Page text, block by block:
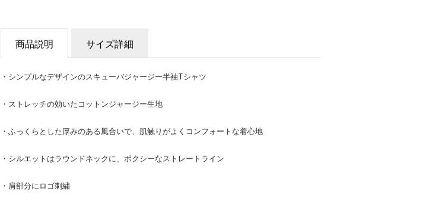
商品説明 サイズ詳細
・シンプルなデザインのスキューバジャージー半袖Tシャツ
・ストレッチの効いたコットンジャージー生地
・ふっくらとした厚みのある風合いで、肌触りがよくコンフォートな着心地
・シルエットはラウンドネックに、ボクシーなストレートライン
・肩部分にロゴ刺繍